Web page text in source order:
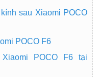
sau Xiaomi POCO
POCO F6
POCO F6 tại